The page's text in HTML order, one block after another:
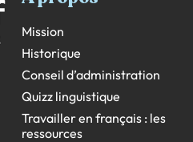
Mission
Historique
Conseil d’administration
Quizz linguistique
Travailler en français : les
ressources